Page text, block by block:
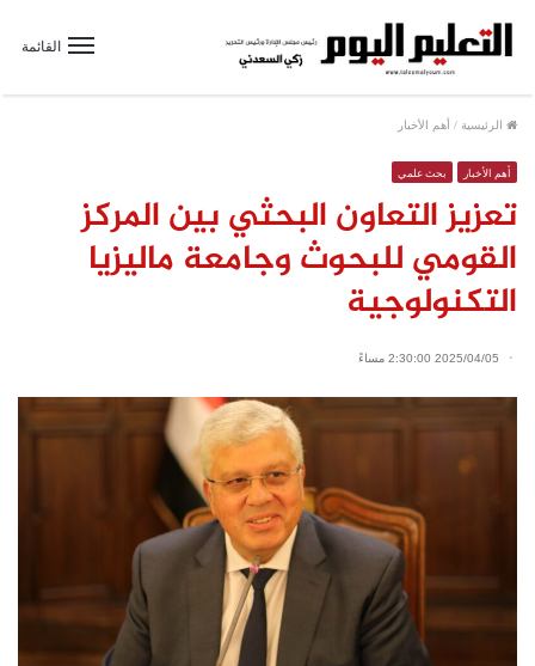
القائمة
الرئيسية / أهم الأخبار
أهم الأخبار بحث علمي
تعزيز التعاون البحثي بين المركز
القومي للبحوث وجامعة ماليزيا
التكنولوجية
2025/04/05 2:30:00 مساءً